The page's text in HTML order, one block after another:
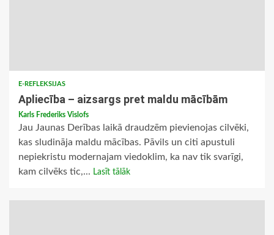
E-REFLEKSIJAS
Apliecība – aizsargs pret maldu mācībām
Karls Frederiks Vislofs
Jau Jaunas Derības laikā draudzēm pievienojas cilvēki,
kas sludināja maldu mācības. Pāvils un citi apustuli
nepiekristu modernajam viedoklim, ka nav tik svarīgi,
kam cilvēks tic,... Lasīt tālāk